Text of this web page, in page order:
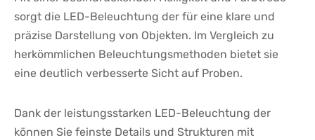
sorgt‍ die LED-Beleuchtung der für eine klare und
präzise Darstellung von Objekten. Im Vergleich zu
herkömmlichen Beleuchtungsmethoden bietet sie
eine deutlich verbesserte Sicht auf⁤ Proben.
Dank⁢ der leistungsstarken LED-Beleuchtung der
können Sie feinste Details ⁤und Strukturen mit